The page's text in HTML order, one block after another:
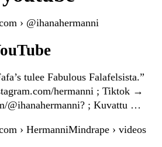
› @ihanahermanni
tulee Fabulous Falafelsista.”
hermanni ; Tiktok →
@ihanahermanni? ; Kuvattu …
› HermanniMindrape › videos